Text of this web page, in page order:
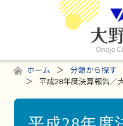
ホーム 分類から探す
平成28年度決算報告／